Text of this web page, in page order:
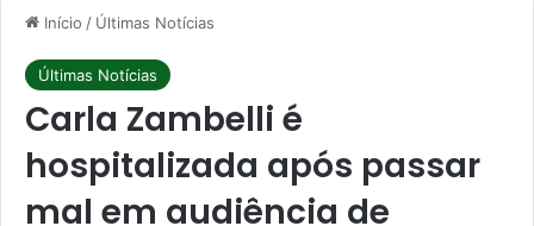
Início / Últimas Notícias
Últimas Notícias
Carla Zambelli é
hospitalizada após passar
mal em audiência de